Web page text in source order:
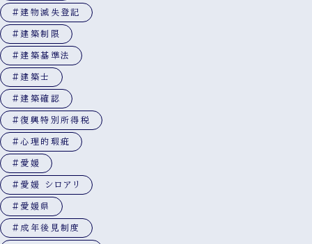
#建物滅失登記
#建築制限
#建築基準法
#建築士
#建築確認
#復興特別所得税
#心理的瑕疵
#愛媛
#愛媛 シロアリ
#愛媛県
#成年後見制度